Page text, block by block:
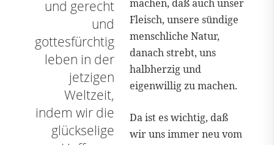
und gerecht
und
gottesfürchtig
leben in der
jetzigen
Weltzeit,
indem wir die
glückselige
machen, daß auch unser
Fleisch, unsere sündige
menschliche Natur,
danach strebt, uns
halbherzig und
eigenwillig zu machen.
Da ist es wichtig, daß
wir uns immer neu vom